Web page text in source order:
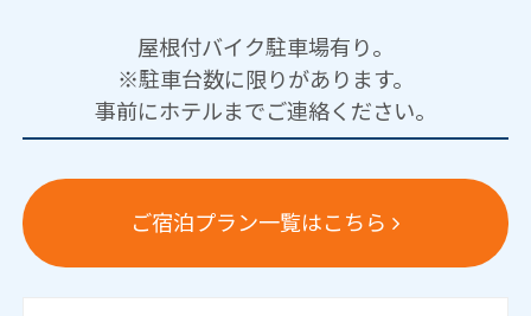
屋根付バイク駐車場有り。
※駐車台数に限りがあります。
事前にホテルまでご連絡ください。
ご宿泊プラン一覧はこちら